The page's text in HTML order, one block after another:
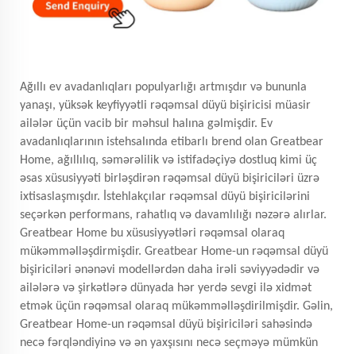
Ağıllı ev avadanlıqları populyarlığı artmışdır və bununla
yanaşı, yüksək keyfiyyətli rəqəmsal düyü bişiricisi müasir
ailələr üçün vacib bir məhsul halına gəlmişdir. Ev
avadanlıqlarının istehsalında etibarlı brend olan Greatbear
Home, ağıllılıq, səmərəlilik və istifadəçiyə dostluq kimi üç
əsas xüsusiyyəti birləşdirən rəqəmsal düyü bişiriciləri üzrə
ixtisaslaşmışdır. İstehlakçılar rəqəmsal düyü bişiricilərini
seçərkən performans, rahatlıq və davamlılığı nəzərə alırlar.
Greatbear Home bu xüsusiyyətləri rəqəmsal olaraq
mükəmməlləşdirmişdir. Greatbear Home-un rəqəmsal düyü
bişiriciləri ənənəvi modellərdən daha irəli səviyyədədir və
ailələrə və şirkətlərə dünyada hər yerdə sevgi ilə xidmət
etmək üçün rəqəmsal olaraq mükəmməlləşdirilmişdir. Gəlin,
Greatbear Home-un rəqəmsal düyü bişiriciləri sahəsində
necə fərqləndiyinə və ən yaxşısını necə seçməyə mümkün